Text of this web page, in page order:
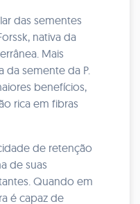
das sementes
nativa da
Mais
da semente da P.
benefícios,
rica em fibras
de retenção
de suas
Quando em
é capaz de